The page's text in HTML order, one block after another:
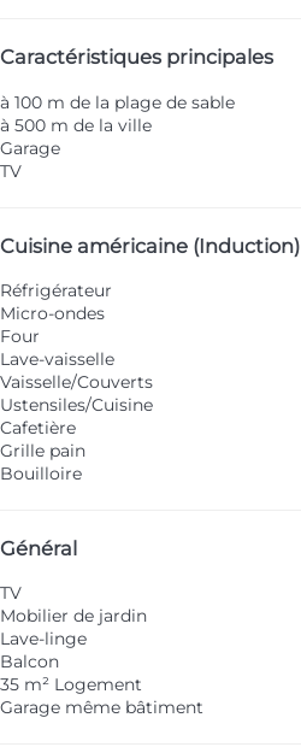
Caractéristiques principales
à 100 m de la plage de sable
à 500 m de la ville
Garage
TV
Cuisine américaine (Induction)
Réfrigérateur
Micro-ondes
Four
Lave-vaisselle
Vaisselle/Couverts
Ustensiles/Cuisine
Cafetière
Grille pain
Bouilloire
Général
TV
Mobilier de jardin
Lave-linge
Balcon
35 m² Logement
Garage même bâtiment